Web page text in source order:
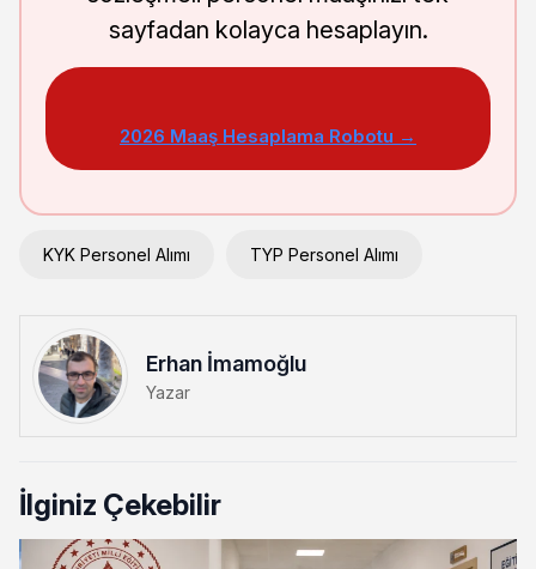
sayfadan kolayca hesaplayın.
2026 Maaş Hesaplama Robotu →
KYK Personel Alımı TYP Personel Alımı
Erhan İmamoğlu
Yazar
İlginiz Çekebilir